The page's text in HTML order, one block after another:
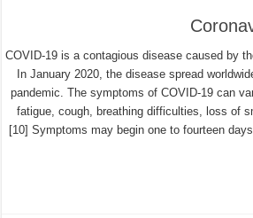
COVID-19 is a contagious disease caused by
In January 2020, the disease spread
pandemic. The symptoms of COVID‑19 can
fatigue, cough, breathing difficulties, loss of
[10] Symptoms may begin one to fourteen